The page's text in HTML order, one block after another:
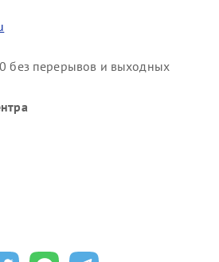
без перерывов и выходных